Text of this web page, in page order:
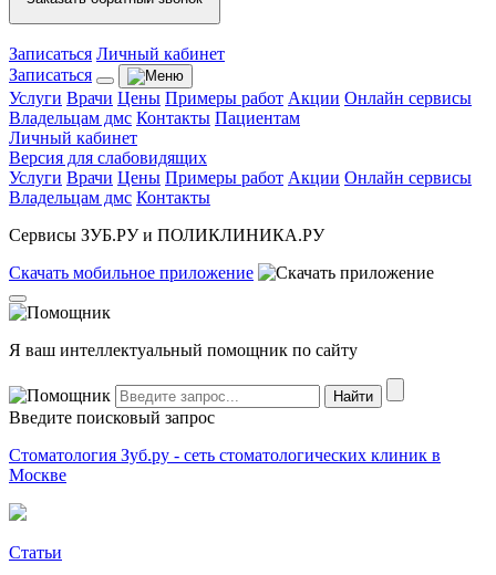
Записаться Личный кабинет
Записаться
Услуги Врачи Цены Примеры работ Акции Онлайн сервисы
Владельцам дмс Контакты Пациентам
Личный кабинет
Версия для слабовидящих
Услуги Врачи Цены Примеры работ Акции Онлайн сервисы
Владельцам дмс Контакты
Сервисы ЗУБ.РУ и ПОЛИКЛИНИКА.РУ
Скачать мобильное приложение
Я ваш интеллектуальный помощник по сайту
Введите поисковый запрос
Стоматология Зуб.ру - сеть стоматологических клиник в
Москве
Статьи